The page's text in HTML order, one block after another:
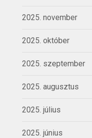
2025. november
2025. október
2025. szeptember
2025. augusztus
2025. július
2025. június